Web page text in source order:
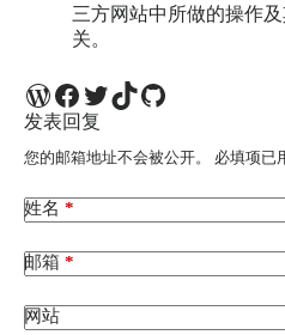
三方网站中所做的操作
关。
WordPress
Facebook
Twitter
TikTok
GitHub
发表回复
您的邮箱地址不会被公开。 必填项已
姓名 *
邮箱 *
网站